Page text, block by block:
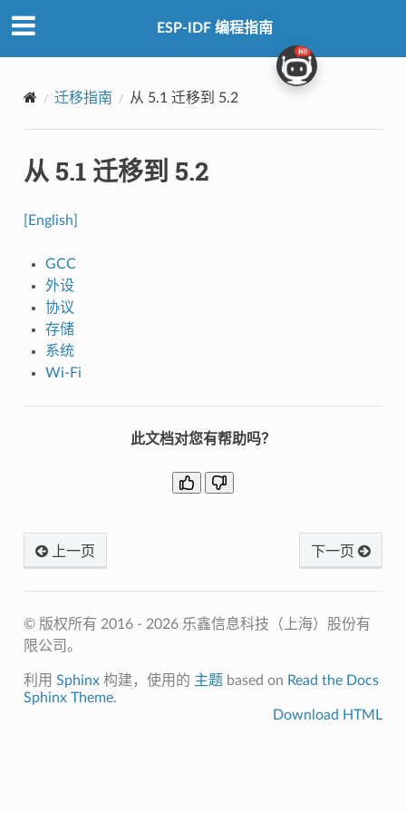
ESP-IDF 编程指南
迁移指南 从 5.1 迁移到 5.2
从 5.1 迁移到 5.2
[English]
GCC
外设
协议
存储
系统
Wi-Fi
此文档对您有帮助吗？
上一页 下一页
© 版权所有 2016 - 2026 乐鑫信息科技（上海）股份有
限公司。
利用 Sphinx构建，使用的 主题 based on Read the Docs
Sphinx Theme.
Download HTML